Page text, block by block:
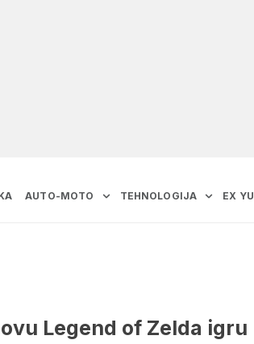
AUTO-MOTO TEHNOLOGIJA EX YU
Legend of Zelda igru